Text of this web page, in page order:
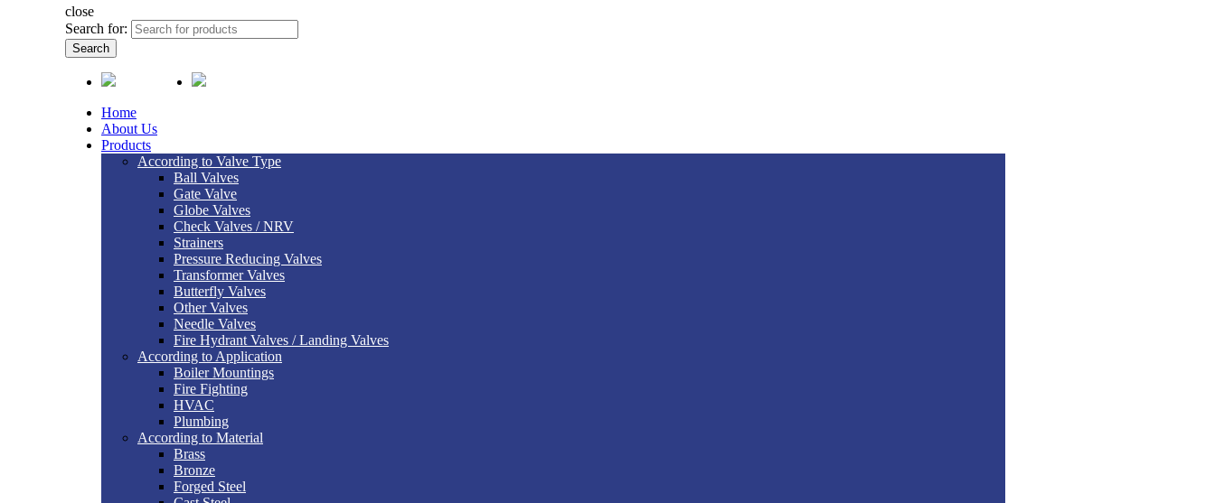
close
Search for:
Search
Home
About Us
Products
According to Valve Type
Ball Valves
Gate Valve
Globe Valves
Check Valves / NRV
Strainers
Pressure Reducing Valves
Transformer Valves
Butterfly Valves
Other Valves
Needle Valves
Fire Hydrant Valves / Landing Valves
According to Application
Boiler Mountings
Fire Fighting
HVAC
Plumbing
According to Material
Brass
Bronze
Forged Steel